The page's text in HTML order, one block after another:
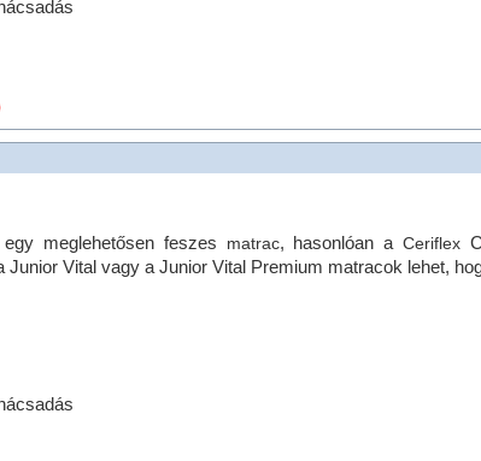
meglehetősen feszes matrac, hasonlóan aCeriflex
Junior Vital vagy a Junior Vital Premium matracok lehet,